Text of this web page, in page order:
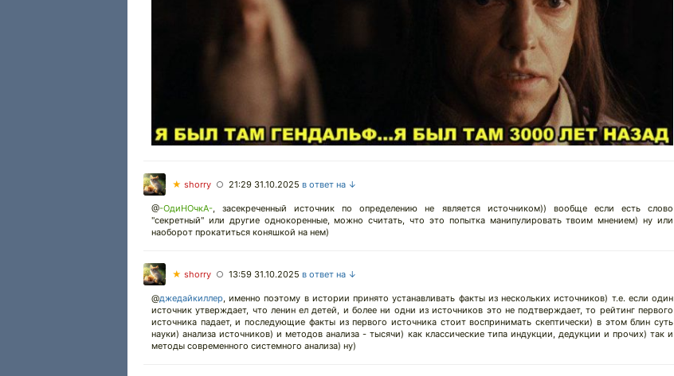
★ shorry ○ 21:29 31.10.2025 в ответ на ↓
@-ОдиНОчкА-
засекреченный источник по определению не является источником)) вообще если есть слово
"секретный" или другие однокоренные, можно считать, что это попытка манипулировать твоим мнением) ну или
наоборот прокатиться коняшкой на нем)
★ shorry ○ 13:59 31.10.2025 в ответ на ↓
@джедайкиллер именно поэтому в истории принято устанавливать факты из нескольких источников) т.е. если один
источник утверждает, что ленин ел детей, и более ни одни из источников это не подтверждает, то рейтинг первого
источника падает, и последующие факты из первого источника стоит воспринимать скептически) в этом блин суть
науки) анализа источников) и методов анализа - тысячи) как классические типа индукции, дедукции и прочих) так и
методы современного системного анализа) ну)